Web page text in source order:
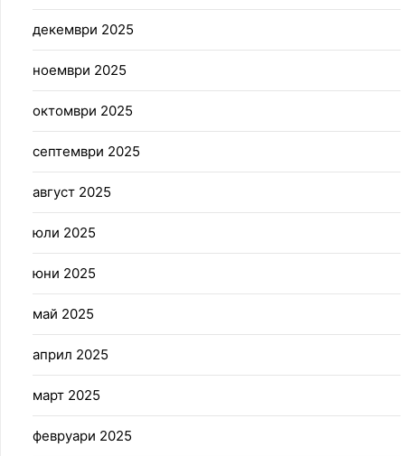
декември 2025
ноември 2025
октомври 2025
септември 2025
август 2025
юли 2025
юни 2025
май 2025
април 2025
март 2025
февруари 2025